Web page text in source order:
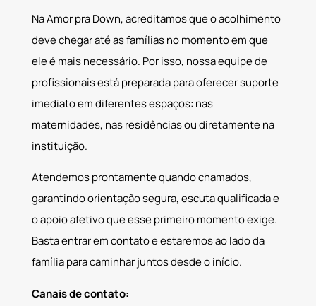
Na Amor pra Down, acreditamos que o acolhimento
deve chegar até as famílias no momento em que
ele é mais necessário. Por isso, nossa equipe de
profissionais está preparada para oferecer suporte
imediato em diferentes espaços: nas
maternidades, nas residências ou diretamente na
instituição.
Atendemos prontamente quando chamados,
garantindo orientação segura, escuta qualificada e
o apoio afetivo que esse primeiro momento exige.
Basta entrar em contato e estaremos ao lado da
família para caminhar juntos desde o início.
Canais de contato: